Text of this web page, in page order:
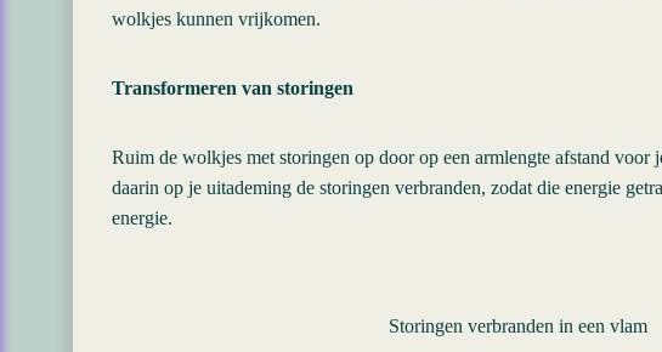
wolkjes kunnen vrijkomen.
Transformeren van storingen
Ruim de wolkjes met storingen op door op een armlengte afstand voor
daarin op je uitademing de storingen verbranden, zodat die energie
energie.
Storingen verbranden in een vlam